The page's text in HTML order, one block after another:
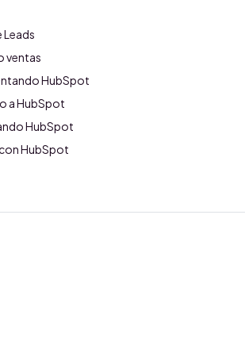
Leads
ventas
HubSpot
a HubSpot
HubSpot
HubSpot